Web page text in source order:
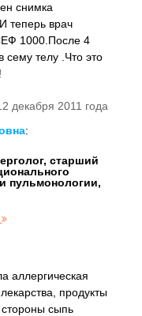
снимка
теперь врач
1000.После 4
сему телу .Что это
декабря 2011 года
:
старший
пульмонологии,
аллергическая
продукты
сыпь